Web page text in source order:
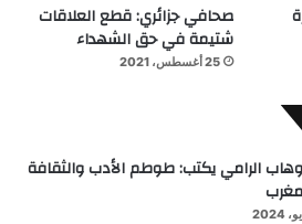
صحافي جزائري: قطع العلاقات
شتيمة في حق الشهداء
25 أغسطس، 2021
الرامي يكتب: طوطم الأدب والثقافة